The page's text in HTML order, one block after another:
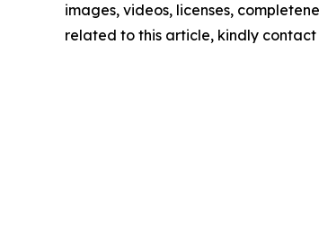
images, videos, licenses,
related to this article, kindly